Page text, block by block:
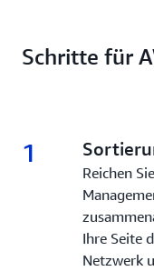
Schritte für
1 1.
Reichen
Ihre Seite
Netzwerk